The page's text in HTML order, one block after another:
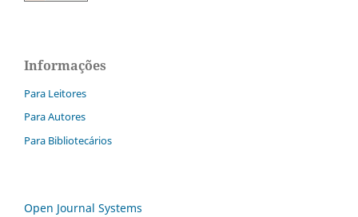
Informações
Para Leitores
Para Autores
Para Bibliotecários
Open Journal Systems